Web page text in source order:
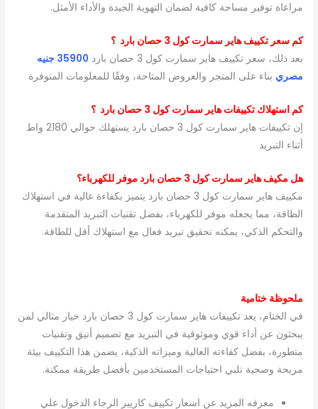
مراعاة توفير مساحة كافية لضمان التهوية الجيدة والأداء الأمثل.
كم سعر تكييف هاير سمارت كول 3 حصان بارد ؟
بعد ذلك، سعر تكييف هاير سمارت كول 3 حصان بارد
35900 جنيه
مصري بناء على المتجر والعروض المتاحة، وفقًا للمعلومات المتوفرة
كم استهلاك تكييفات هاير سمارت كول 3 حصان بارد ؟
إن تكييفات هاير سمارت كول 3 حصان بارد يستهلك حوالي 2180 واط
أثناء التبريد
هل مكيف هاير سمارت كول 3 حصان بارد موفر للكهرباء؟
مكييف هاير سمارت كول 3 حصان بارد يتميز بكفاءة عالية في استهلاك
الطاقة، مما يجعله موفر للكهرباء، بفضل تقنيات التبريد المتقدمة
والتحكم الذكي، يمكنه تحقيق تبريد فعال مع استهلاك أقل للطاقة.
ملحوظة ختامية
في الختام، يعد تكييفات هاير سمارت كول 3 حصان بارد خيار مثالي لمن
يبحثون عن أداء قوي وموثوقية في التبريد مع تصميم أنيق وتقنيات
متطورة، بفضل كفاءته العالية وميزاته الذكية، يضمن هذا التكييف بيئة
مريحة وصحية تلبي احتياجات المستخدمين بأفضل طريقة ممكنة.
معرفه المزيد عن اسعار تكييف كاريير الرجاء الدخول علي